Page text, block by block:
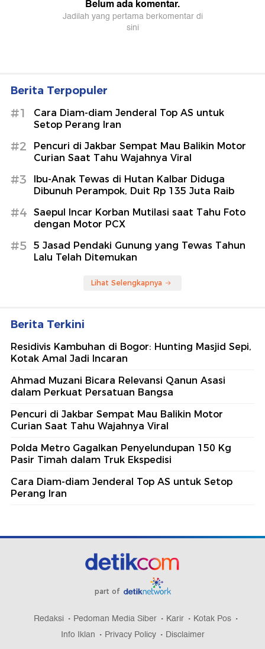
Berita Terpopuler
#1
Cara Diam-diam Jenderal Top AS untuk
Setop Perang Iran
#2
Pencuri di Jakbar Sempat Mau Balikin Motor
Curian Saat Tahu Wajahnya Viral
#3
Ibu-Anak Tewas di Hutan Kalbar Diduga
Dibunuh Perampok, Duit Rp 135 Juta Raib
#4
Saepul Incar Korban Mutilasi saat Tahu Foto
dengan Motor PCX
#5
5 Jasad Pendaki Gunung yang Tewas Tahun
Lalu Telah Ditemukan
Lihat Selengkapnya
Berita Terkini
Residivis Kambuhan di Bogor: Hunting Masjid Sepi,
Kotak Amal Jadi Incaran
Ahmad Muzani Bicara Relevansi Qanun Asasi
dalam Perkuat Persatuan Bangsa
Pencuri di Jakbar Sempat Mau Balikin Motor
Curian Saat Tahu Wajahnya Viral
Polda Metro Gagalkan Penyelundupan 150 Kg
Pasir Timah dalam Truk Ekspedisi
Cara Diam-diam Jenderal Top AS untuk Setop
Perang Iran
part of
Redaksi Pedoman Media Siber Karir
Kotak Pos
Info Iklan
Privacy Policy Disclaimer